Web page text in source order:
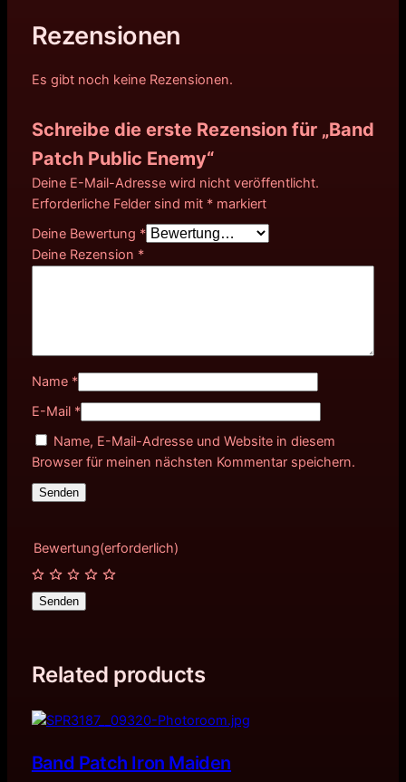
Rezensionen
Es gibt noch keine Rezensionen.
Schreibe die erste Rezension für „Band
Patch Public Enemy“
Deine E-Mail-Adresse wird nicht veröffentlicht.
Erforderliche Felder sind mit *markiert
Deine Bewertung *
Deine Rezension *
Name *
E-Mail *
Name, E-Mail-Adresse und Website in diesem
Browser für meinen nächsten Kommentar speichern.
Bewertung(erforderlich)
Senden
Related products
Band Patch Iron Maiden